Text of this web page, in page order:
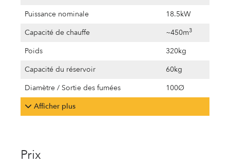
Puissance nominale
18.5kW
Capacité de chauffe
~450m3
Poids
320kg
Capacité du réservoir
60kg
Diamètre / Sortie des fumées
100Ø
Afficher plus
Prix